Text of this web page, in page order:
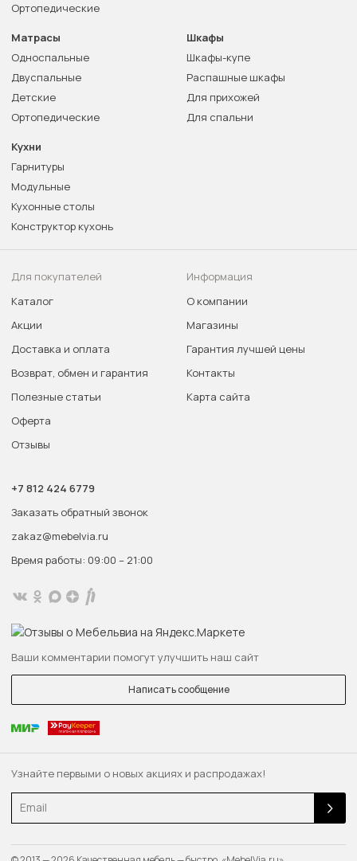
Узнайте первыми о новых акциях и распродажах!
Email
Ортопедические
Матрасы
Односпальные
Двуспальные
Детские
Ортопедические
Шкафы
Шкафы-купе
Распашные шкафы
Для прихожей
Для спальни
Кухни
Гарнитуры
Модульные
Кухонные столы
Конструктор кухонь
Для покупателей
Каталог
Акции
Доставка и оплата
Возврат, обмен и гарантия
Полезные статьи
Оферта
Отзывы
Информация
О компании
Магазины
Гарантия лучшей цены
Контакты
Карта сайта
+7 812 424 6779
Заказать обратный звонок
zakaz@mebelvia.ru
Время работы: 09:00 – 21:00
Ваши комментарии помогут улучшить наш сайт
Написать сообщение